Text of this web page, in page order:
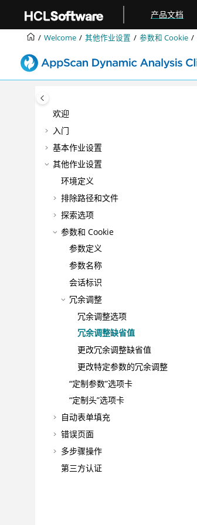
产品文档
Welcome 其他作业设置 参数和 Cookie
欢迎
入门
基本作业设置
其他作业设置
环境定义
排除路径和文件
探索选项
参数和 Cookie
参数定义
参数名称
会话标识
冗余调整
冗余调整选项
冗余调整缺省值
更改冗余调整缺省值
更改特定参数的冗余调整
“定制参数”选项卡
“定制头”选项卡
自动表单填充
错误页面
多步骤操作
第三方认证